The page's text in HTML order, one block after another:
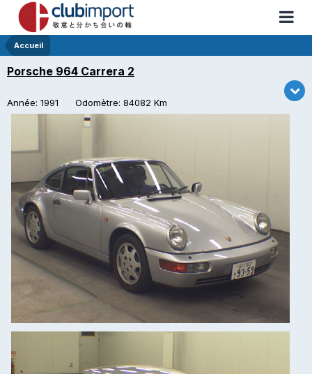
Accueil
Porsche 964 Carrera 2
Année: 1991 Odomètre: 84082 Km